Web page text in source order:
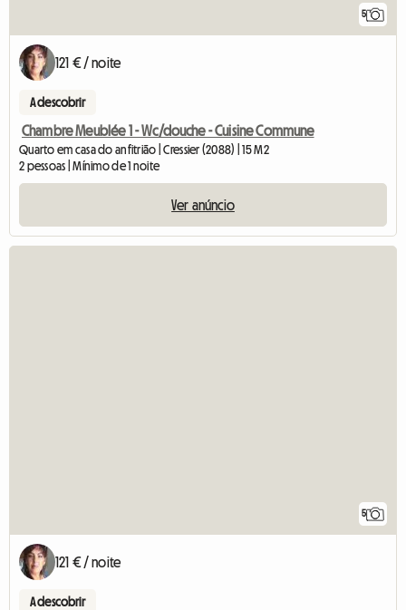
5
121 € / noite
A descobrir
Chambre Meublée 1 - Wc/douche - Cuisine Commune
Quarto em casa do anfitrião | Cressier (2088) | 15 M2
2 pessoas | Mínimo de 1 noite
Ver anúncio
5
121 € / noite
A descobrir